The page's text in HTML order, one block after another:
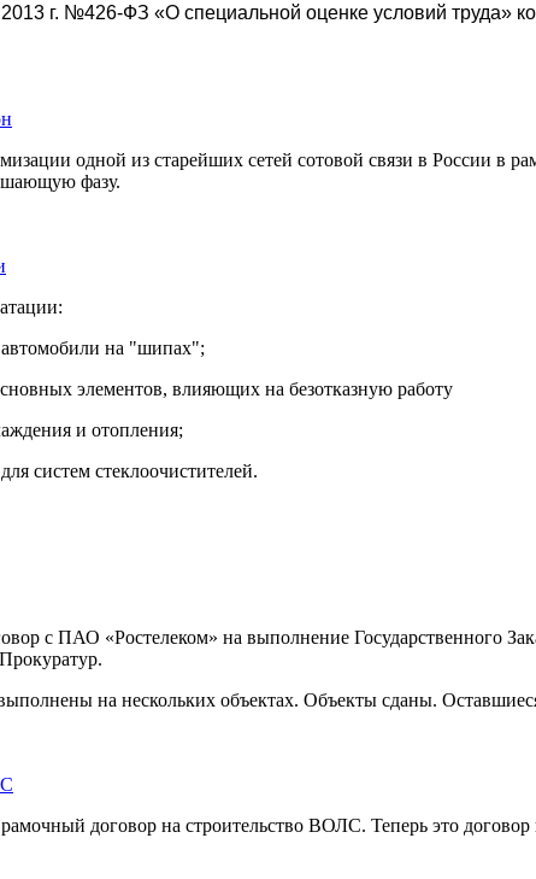
г. №426-ФЗ «О специальной оценке условий труда» к
одной из старейших сетей сотовой связи в России в
фазу.
автомобили на "шипах";
элементов, влияющих на безотказную работу
и отопления;
систем стеклоочистителей.
с ПАО «Ростелеком» на выполнение Государственного
на нескольких объектах. Объекты сданы.
договор на строительство ВОЛС. Теперь это